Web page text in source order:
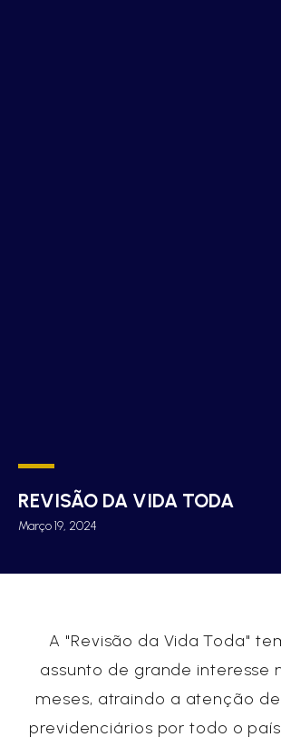
REVISÃO DA VIDA TODA
Março 19, 2024
A "Revisão da Vida Toda"
assunto de grande interesse
meses, atraindo a atenção
previdenciários por todo o